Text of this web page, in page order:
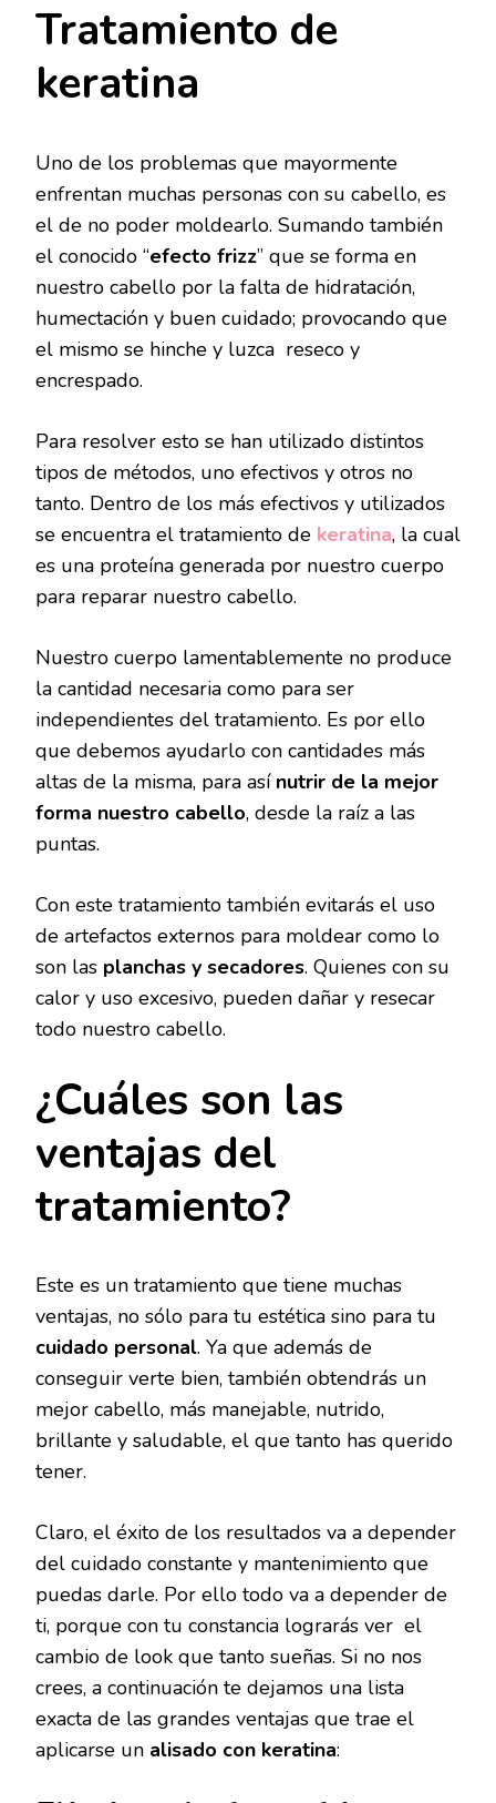
Tratamiento de
keratina
Uno de los problemas que mayormente
enfrentan muchas personas con su cabello, es
el de no poder moldearlo. Sumando también
el conocido “efecto frizz” que se forma en
nuestro cabello por la falta de hidratación,
humectación y buen cuidado; provocando que
el mismo se hinche y luzca reseco y
encrespado.
Para resolver esto se han utilizado distintos
tipos de métodos, uno efectivos y otros no
tanto. Dentro de los más efectivos y utilizados
se encuentra el tratamiento de keratina, la cual
es una proteína generada por nuestro cuerpo
para reparar nuestro cabello.
Nuestro cuerpo lamentablemente no produce
la cantidad necesaria como para ser
independientes del tratamiento. Es por ello
que debemos ayudarlo con cantidades más
altas de la misma, para así nutrir de la mejor
forma nuestro cabello, desde la raíz a las
puntas.
Con este tratamiento también evitarás el uso
de artefactos externos para moldear como lo
son las planchas y secadores. Quienes con su
calor y uso excesivo, pueden dañar y resecar
todo nuestro cabello.
¿Cuáles son las
ventajas del
tratamiento?
Este es un tratamiento que tiene muchas
ventajas, no sólo para tu estética sino para tu
cuidado personal. Ya que además de
conseguir verte bien, también obtendrás un
mejor cabello, más manejable, nutrido,
brillante y saludable, el que tanto has querido
tener.
Claro, el éxito de los resultados va a depender
del cuidado constante y mantenimiento que
puedas darle. Por ello todo va a depender de
ti, porque con tu constancia lograrás ver el
cambio de look que tanto sueñas. Si no nos
crees, a continuación te dejamos una lista
exacta de las grandes ventajas que trae el
aplicarse un alisado con keratina: